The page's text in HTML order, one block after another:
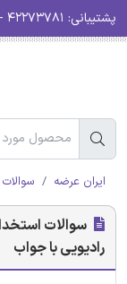
پشتیبانی:
ایران عرضه
سوالات
رادیویی با جواب